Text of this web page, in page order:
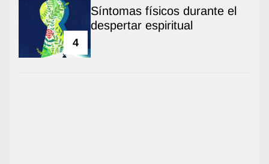
4
Síntomas físicos durante el
despertar espiritual